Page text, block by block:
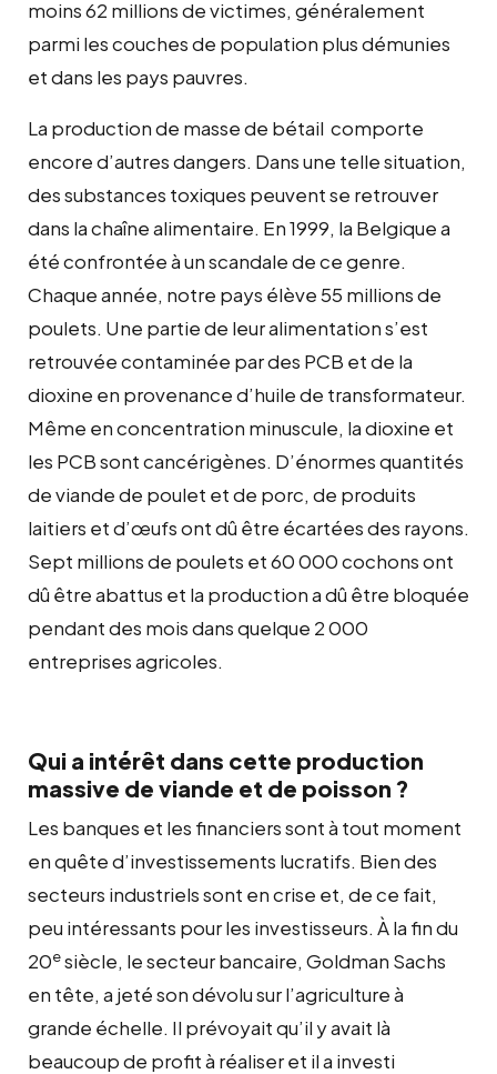
moins 62 millions de victimes, généralement
parmi les couches de population plus démunies
et dans les pays pauvres.
La production de masse de bétail comporte
encore d’autres dangers. Dans une telle situation,
des substances toxiques peuvent se retrouver
dans la chaîne alimentaire. En 1999, la Belgique a
été confrontée à un scandale de ce genre.
Chaque année, notre pays élève 55 millions de
poulets. Une partie de leur alimentation s’est
retrouvée contaminée par des PCB et de la
dioxine en provenance d’huile de transformateur.
Même en concentration minuscule, la dioxine et
les PCB sont cancérigènes. D’énormes quantités
de viande de poulet et de porc, de produits
laitiers et d’œufs ont dû être écartées des rayons.
Sept millions de poulets et 60 000 cochons ont
dû être abattus et la production a dû être bloquée
pendant des mois dans quelque 2 000
entreprises agricoles.
Qui a intérêt dans cette production
massive de viande et de poisson ?
Les banques et les financiers sont à tout moment
en quête d’investissements lucratifs. Bien des
secteurs industriels sont en crise et, de ce fait,
peu intéressants pour les investisseurs. À la fin du
20esiècle, le secteur bancaire, Goldman Sachs
en tête, a jeté son dévolu sur l’agriculture à
grande échelle. Il prévoyait qu’il y avait là
beaucoup de profit à réaliser et il a investi